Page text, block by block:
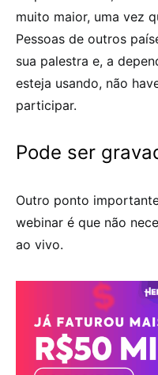
muito maior, uma vez
Pessoas de outros
sua palestra e, a
esteja usando, não
participar.
Pode ser
Outro ponto
webinar é que não
ao vivo.